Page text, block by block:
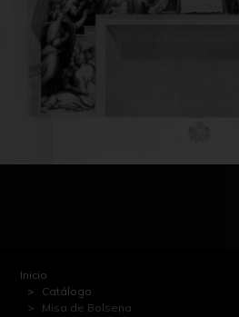
Inicio
Catálogo
Misa de Bolsena